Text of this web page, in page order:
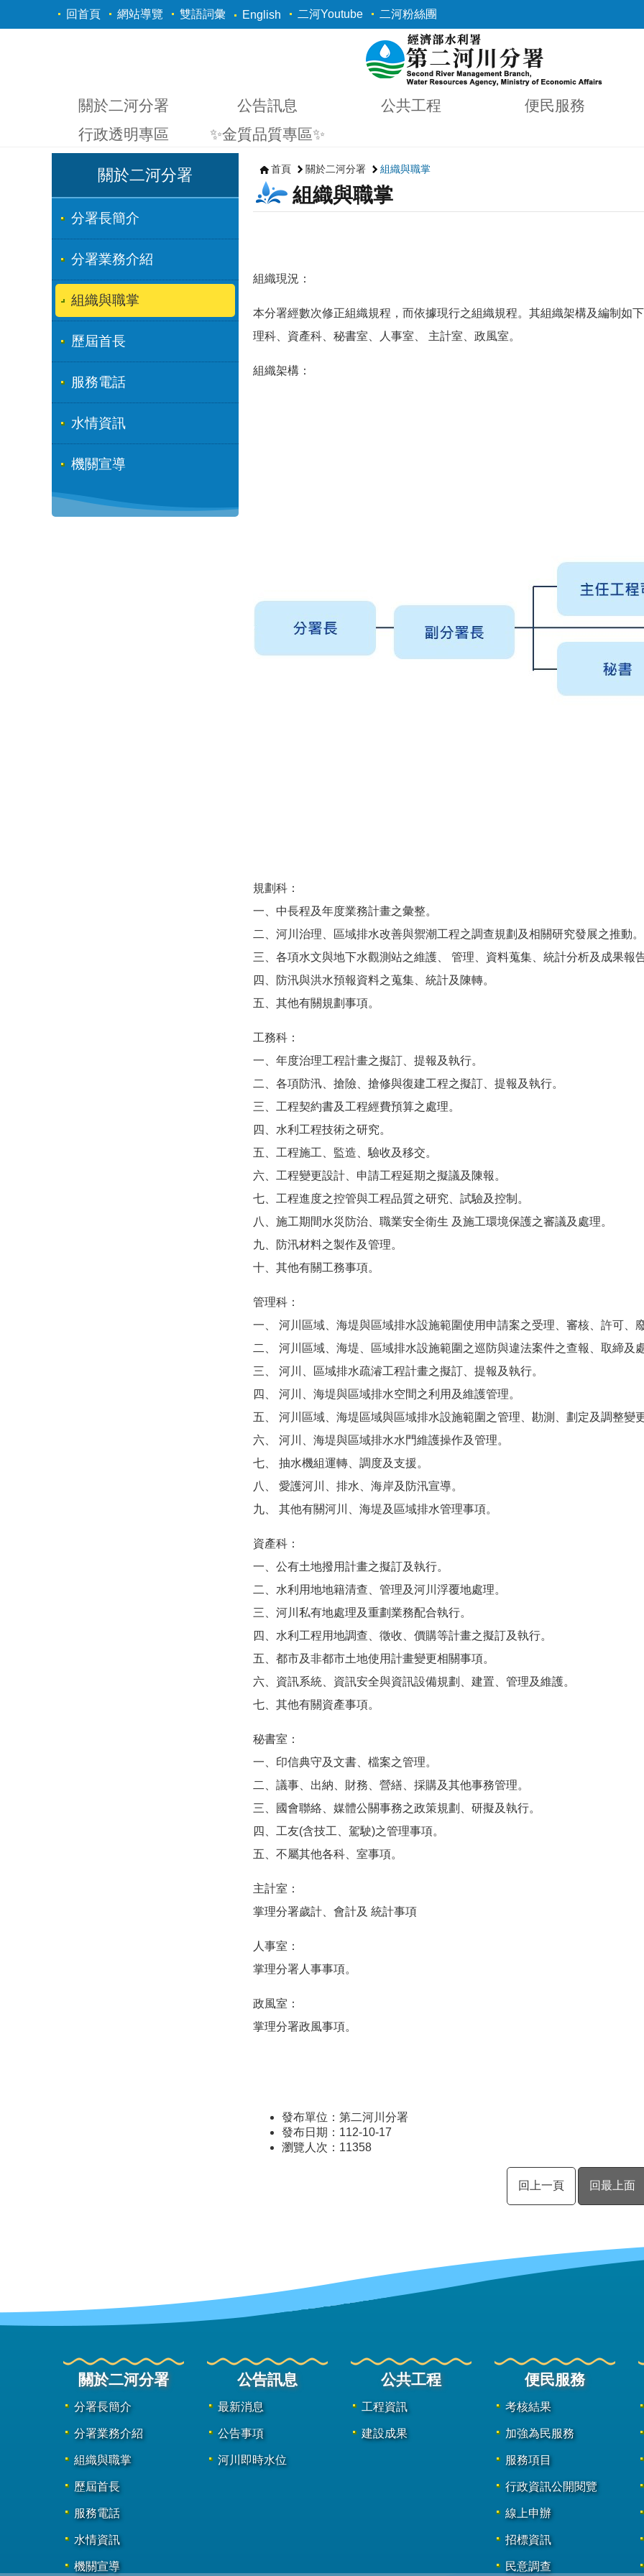
跳到主要內容區塊
回首頁 網站導覽 雙語詞彙 English 二河Youtube 二河粉絲團
關於二河分署 公告訊息 公共工程
便民服務
行政透明專區
✨金質品質專區✨
關於二河分署
分署長簡介
分署業務介紹
組織與職掌
歷屆首長
服務電話
水情資訊
機關宣導
首頁 關於二河分署 組織與職掌
組織與職掌
組織現況：
本分署經數次修正組織規程，而依據現行之組織規程。其組織架構及編制如
理科、資產科、秘書室、人事室、 主計室、政風室。
組織架構：
規劃科：
一、中長程及年度業務計畫之彙整。
二、河川治理、區域排水改善與禦潮工程之調查規劃及相關研究發展之推動。
三、各項水文與地下水觀測站之維護、 管理、資料蒐集、統計分析及成果報
四、防汛與洪水預報資料之蒐集、統計及陳轉。
五、其他有關規劃事項。
⼯務科：
一、年度治理工程計畫之擬訂、提報及執行。
二、各項防汛、搶險、搶修與復建工程之擬訂、提報及執行。
三、工程契約書及工程經費預算之處理。
四、水利工程技術之研究。
五、工程施工、監造、驗收及移交。
六、工程變更設計、申請工程延期之擬議及陳報。
七、工程進度之控管與工程品質之研究、試驗及控制。
八、施工期間水災防治、職業安全衛生 及施工環境保護之審議及處理。
九、防汛材料之製作及管理。
十、其他有關工務事項。
管理科：
一、 河川區域、海堤與區域排水設施範圍使用申請案之受理、審核、許可、
二、 河川區域、海堤、區域排水設施範圍之巡防與違法案件之查報、取締及
三、 河川、區域排水疏濬工程計畫之擬訂、提報及執行。
四、 河川、海堤與區域排水空間之利用及維護管理。
五、 河川區域、海堤區域與區域排水設施範圍之管理、勘測、劃定及調整變
六、 河川、海堤與區域排水水門維護操作及管理。
七、 抽水機組運轉、調度及支援。
八、 愛護河川、排水、海岸及防汛宣導。
九、 其他有關河川、海堤及區域排水管理事項。
資產科：
一、公有土地撥用計畫之擬訂及執行。
二、水利用地地籍清查、管理及河川浮覆地處理。
三、河川私有地處理及重劃業務配合執行。
四、水利工程用地調查、徵收、價購等計畫之擬訂及執行。
五、都市及非都市土地使用計畫變更相關事項。
六、資訊系統、資訊安全與資訊設備規劃、建置、管理及維護。
七、其他有關資產事項。
秘書室：
一、印信典守及文書、檔案之管理。
二、議事、出納、財務、營繕、採購及其他事務管理。
三、國會聯絡、媒體公關事務之政策規劃、研擬及執行。
四、工友(含技工、駕駛)之管理事項。
五、不屬其他各科、室事項。
主計室：
掌理分署歲計、會計及 統計事項
⼈事室：
掌理分署人事事項。
政風室：
掌理分署政風事項。
發布單位：第二河川分署
發布日期：112-10-17
瀏覽人次： 11358
回上一頁 回最上面
關於二河分署
分署長簡介
分署業務介紹
組織與職掌
歷屆首長
服務電話
水情資訊
機關宣導
公告訊息
最新消息
公告事項
河川即時水位
公共工程
工程資訊
建設成果
便民服務
考核結果
加強為民服務
服務項目
行政資訊公開閱覽
線上申辦
招標資訊
民意調查